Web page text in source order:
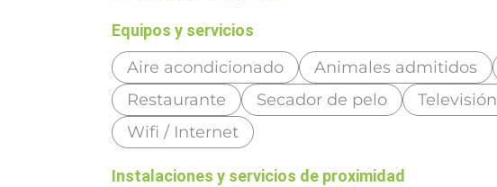
Equipos y servicios
Aire acondicionado Animales admitidos
Restaurante
Secador de pelo Televisión
Wifi / Internet
Instalaciones y servicios de proximidad